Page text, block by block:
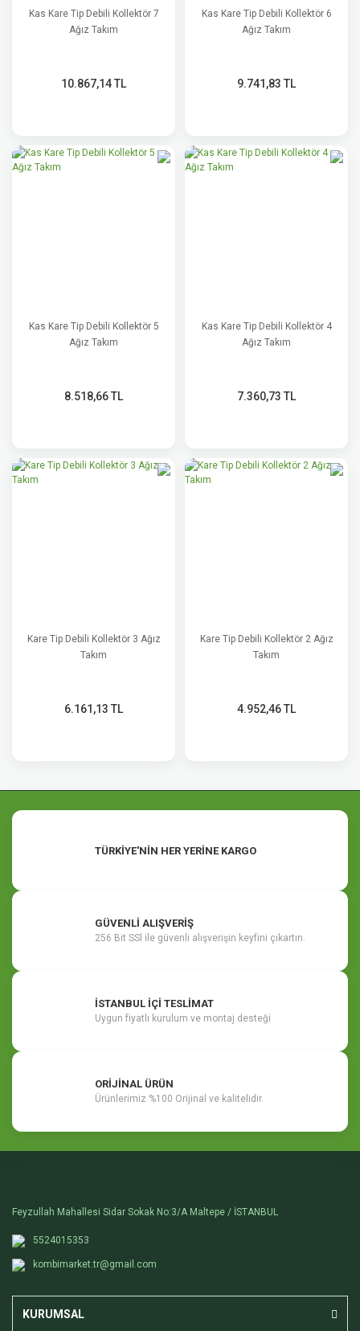
Kas Kare Tip Debili Kollektör 7
Ağız Takım
10.867,14 TL
Kas Kare Tip Debili Kollektör 6
Ağız Takım
9.741,83 TL
Kas Kare Tip Debili Kollektör 5
Ağız Takım
8.518,66 TL
Kas Kare Tip Debili Kollektör 4
Ağız Takım
7.360,73 TL
Kare Tip Debili Kollektör 3 Ağız
Takım
6.161,13 TL
Kare Tip Debili Kollektör 2 Ağız
Takım
4.952,46 TL
TÜRKİYE'NİN HER YERİNE KARGO
GÜVENLİ ALIŞVERİŞ
256 Bit SSl ile güvenli alışverişin keyfini çıkartın.
İSTANBUL İÇİ TESLİMAT
Uygun fiyatlı kurulum ve montaj desteği
ORİJİNAL ÜRÜN
Ürünlerimiz %100 Orijinal ve kalitelidir.
Feyzullah Mahallesi Sidar Sokak No:3/A Maltepe / İSTANBUL
5524015353
kombimarket.tr@gmail.com
KURUMSAL